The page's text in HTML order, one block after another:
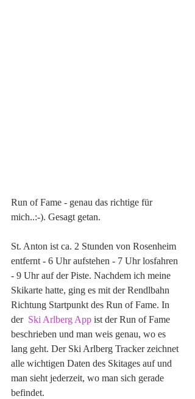
Run of Fame - genau das richtige für
mich..:-). Gesagt getan.
St. Anton ist ca. 2 Stunden von Rosenheim
entfernt - 6 Uhr aufstehen - 7 Uhr losfahren
- 9 Uhr auf der Piste. Nachdem ich meine
Skikarte hatte, ging es mit der Rendlbahn
Richtung Startpunkt des Run of Fame. In
der Ski Arlberg App ist der Run of Fame
beschrieben und man weis genau, wo es
lang geht. Der Ski Arlberg Tracker zeichnet
alle wichtigen Daten des Skitages auf und
man sieht jederzeit, wo man sich gerade
befindet.